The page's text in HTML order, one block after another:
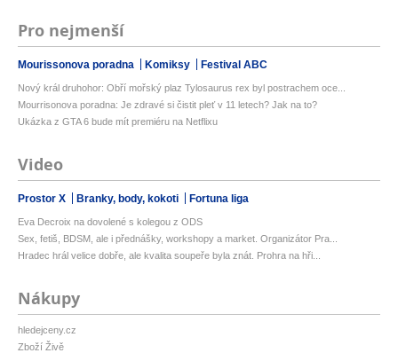
Pro nejmenší
Mourissonova poradna Komiksy Festival ABC
Nový král druhohor: Obří mořský plaz Tylosaurus rex byl postrachem oce...
Mourrisonova poradna: Je zdravé si čistit pleť v 11 letech? Jak na to?
Ukázka z GTA 6 bude mít premiéru na Netflixu
Video
Prostor X Branky, body, kokoti Fortuna liga
Eva Decroix na dovolené s kolegou z ODS
Sex, fetiš, BDSM, ale i přednášky, workshopy a market. Organizátor Pra...
Hradec hrál velice dobře, ale kvalita soupeře byla znát. Prohra na hři...
Nákupy
hledejceny.cz
Zboží Živě